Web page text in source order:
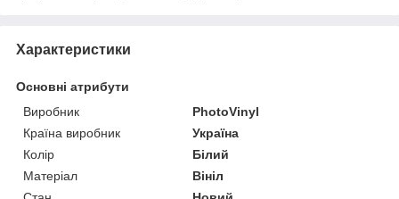
Характеристики
Основні атрибути
Виробник
PhotoVinyl
Країна виробник
Україна
Колір
Білий
Матеріал
Вініл